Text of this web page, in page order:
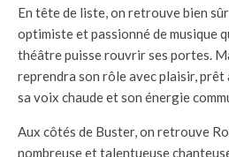
En tête de liste, on retrouve bien
optimiste et passionné de musique
théâtre puisse rouvrir ses portes.
reprendra son rôle avec plaisir,
sa voix chaude et son énergie
Aux côtés de Buster, on retrouve
nombreuse et talentueuse